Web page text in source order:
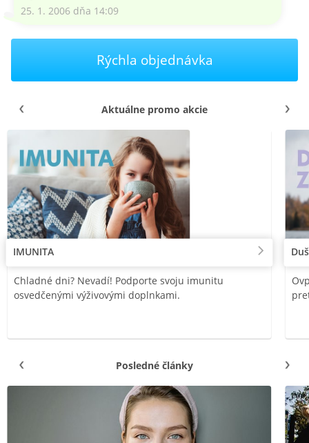
25. 1. 2006 dňa 14:09
Rýchla objednávka
Aktuálne promo akcie
IMUNITA
Chladné dni? Nevadí! Podporte svoju imunitu
osvedčenými výživovými doplnkami.
Posledné články